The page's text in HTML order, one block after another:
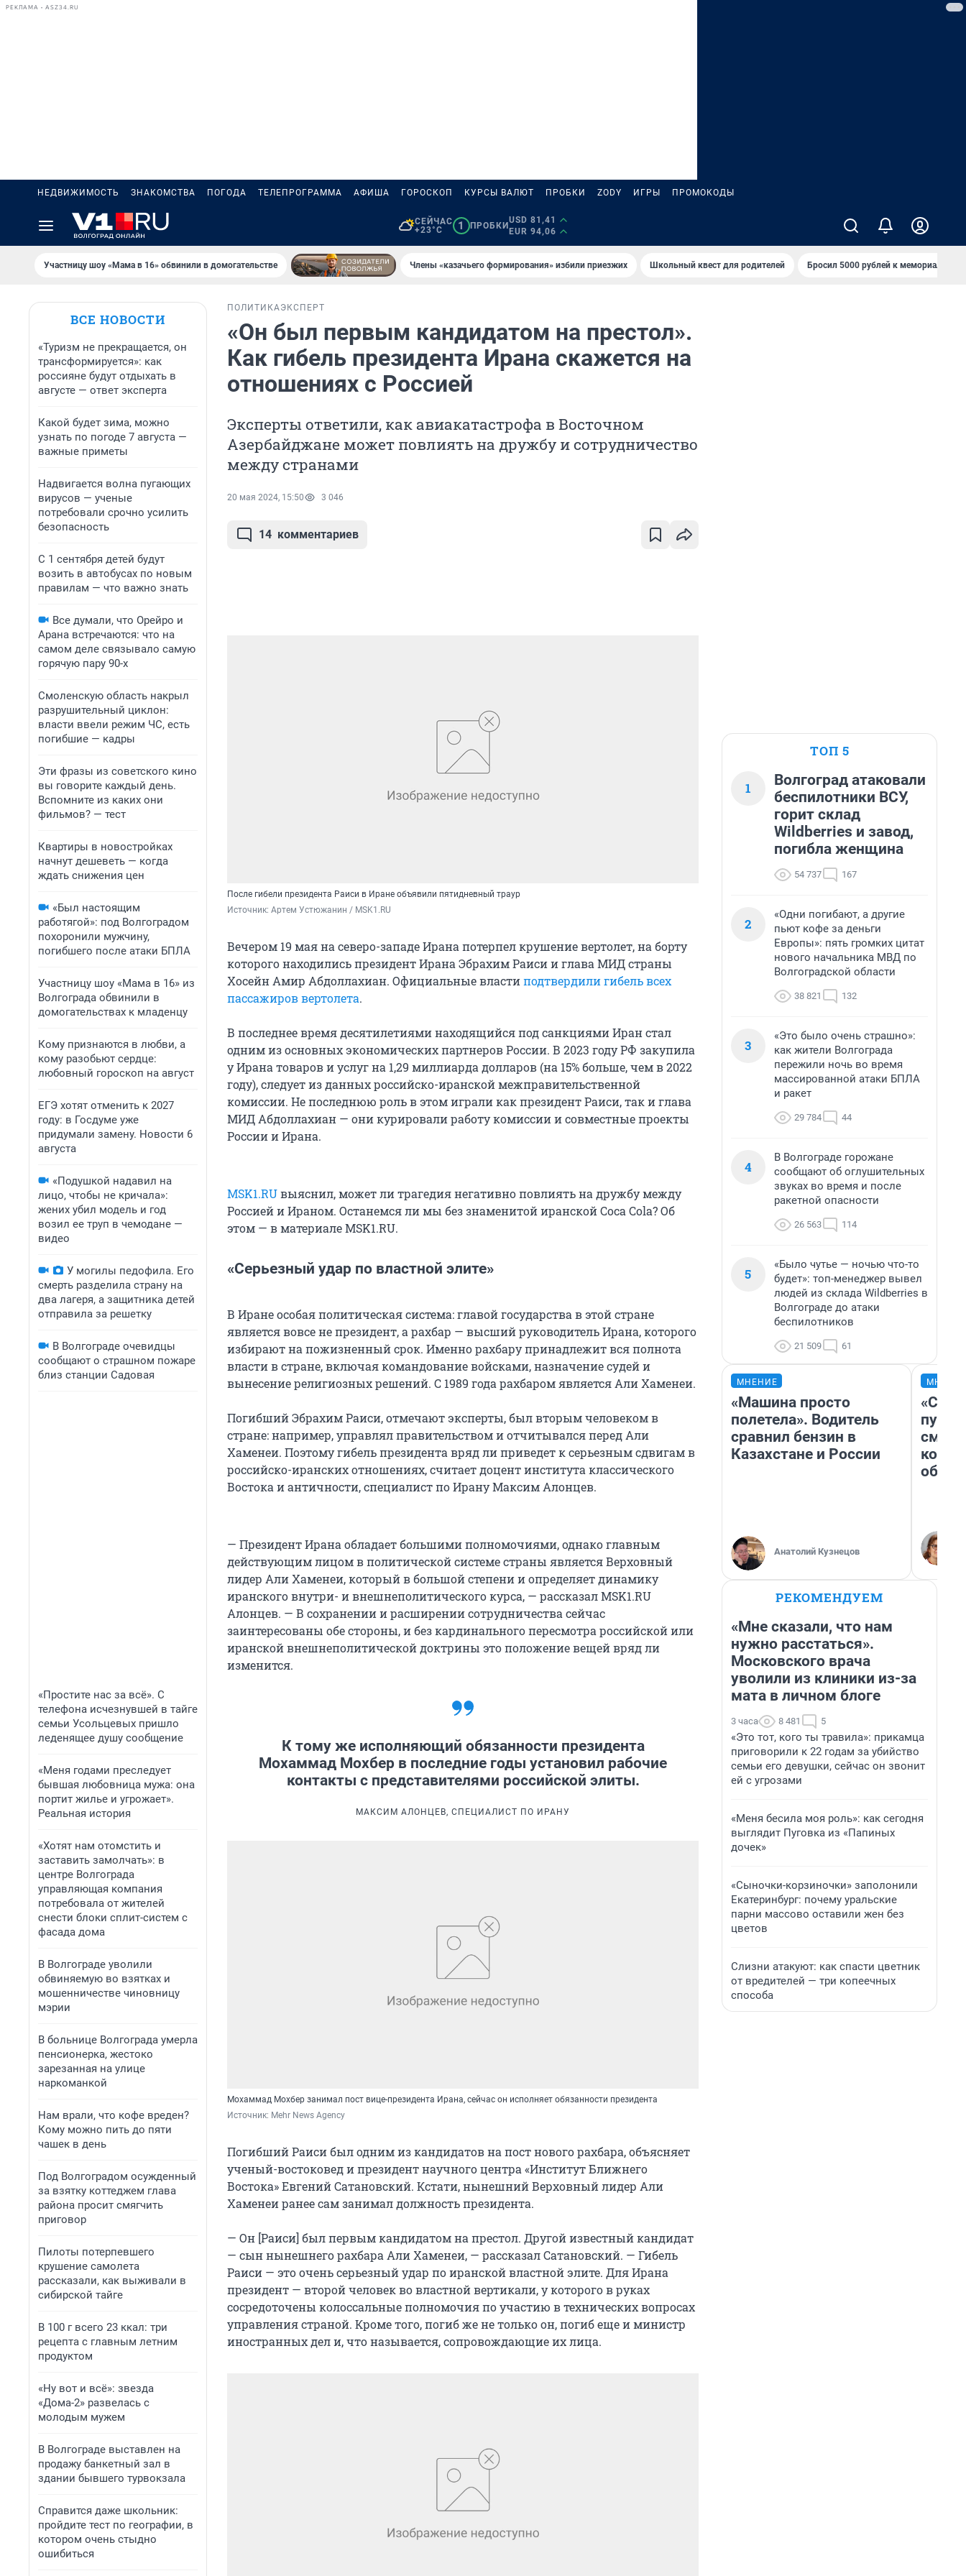
РЕКЛАМА • ASZ34.RU
НЕДВИЖИМОСТЬ ЗНАКОМСТВА ПОГОДА ТЕЛЕПРОГРАММА АФИША ГОРОСКОП КУРСЫ ВАЛЮТ ПРОБКИ ZODY ИГРЫ ПРОМОКОДЫ
СЕЙЧАС
+23°C
1 ПРОБКИ
USD 81,41
EUR 94,06
Участницу шоу «Мама в 16» обвинили в домогательстве Члены «казачьего формирования» избили приезжих Школьный квест для родителей Бросил 5000 рублей к мемориалу
ВСЕ НОВОСТИ
«Туризм не прекращается, он
трансформируется»: как
россияне будут отдыхать в
августе — ответ эксперта
Какой будет зима, можно
узнать по погоде 7 августа —
важные приметы
Надвигается волна пугающих
вирусов — ученые
потребовали срочно усилить
безопасность
С 1 сентября детей будут
возить в автобусах по новым
правилам — что важно знать
Все думали, что Орейро и
Арана встречаются: что на
самом деле связывало самую
горячую пару 90-х
Смоленскую область накрыл
разрушительный циклон:
власти ввели режим ЧС, есть
погибшие — кадры
Эти фразы из советского кино
вы говорите каждый день.
Вспомните из каких они
фильмов? — тест
Квартиры в новостройках
начнут дешеветь — когда
ждать снижения цен
«Был настоящим
работягой»: под Волгоградом
похоронили мужчину,
погибшего после атаки БПЛА
Участницу шоу «Мама в 16» из
Волгограда обвинили в
домогательствах к младенцу
Кому признаются в любви, а
кому разобьют сердце:
любовный гороскоп на август
ЕГЭ хотят отменить к 2027
году: в Госдуме уже
придумали замену. Новости 6
августа
«Подушкой надавил на
лицо, чтобы не кричала»:
жених убил модель и год
возил ее труп в чемодане —
видео
У могилы педофила. Его
смерть разделила страну на
два лагеря, а защитника детей
отправила за решетку
В Волгограде очевидцы
сообщают о страшном пожаре
близ станции Садовая
«Простите нас за всё». С
телефона исчезнувшей в тайге
семьи Усольцевых пришло
леденящее душу сообщение
«Меня годами преследует
бывшая любовница мужа: она
портит жилье и угрожает».
Реальная история
«Хотят нам отомстить и
заставить замолчать»: в
центре Волгограда
управляющая компания
потребовала от жителей
снести блоки сплит-систем с
фасада дома
В Волгограде уволили
обвиняемую во взятках и
мошенничестве чиновницу
мэрии
В больнице Волгограда умерла
пенсионерка, жестоко
зарезанная на улице
наркоманкой
Нам врали, что кофе вреден?
Кому можно пить до пяти
чашек в день
Под Волгоградом осужденный
за взятку коттеджем глава
района просит смягчить
приговор
Пилоты потерпевшего
крушение самолета
рассказали, как выживали в
сибирской тайге
В 100 г всего 23 ккал: три
рецепта с главным летним
продуктом
«Ну вот и всё»: звезда
«Дома-2» развелась с
молодым мужем
В Волгограде выставлен на
продажу банкетный зал в
здании бывшего турвокзала
Справится даже школьник:
пройдите тест по географии, в
котором очень стыдно
ошибиться
ПОЛИТИКАЭКСПЕРТ
«Он был первым кандидатом на престол».
Как гибель президента Ирана скажется на
отношениях с Россией
Эксперты ответили, как авиакатастрофа в Восточном
Азербайджане может повлиять на дружбу и сотрудничество
между странами
20 мая 2024, 15:50 3 046
14 комментариев
После гибели президента Раиси в Иране объявили пятидневный траур
Источник: Артем Устюжанин / MSK1.RU
Вечером 19 мая на северо-западе Ирана потерпел крушение вертолет, на борту
которого находились президент Ирана Эбрахим Раиси и глава МИД страны
Хосейн Амир Абдоллахиан. Официальные властиподтвердили гибель всех
пассажиров вертолета.
В последнее время десятилетиями находящийся под санкциями Иран стал
одним из основных экономических партнеров России. В 2023 году РФ закупила
у Ирана товаров и услуг на 1,29 миллиарда долларов (на 15% больше, чем в 2022
году), следует из данных российско-иранской межправительственной
комиссии. Не последнюю роль в этом играли как президент Раиси, так и глава
МИД Абдоллахиан — они курировали работу комиссии и совместные проекты
России и Ирана.
MSK1.RUвыяснил, может ли трагедия негативно повлиять на дружбу между
Россией и Ираном. Останемся ли мы без знаменитой иранской Coca Cola? Об
этом — в материале MSK1.RU.
«Серьезный удар по властной элите»
В Иране особая политическая система: главой государства в этой стране
является вовсе не президент, а рахбар — высший руководитель Ирана, которого
избирают на пожизненный срок. Именно рахбару принадлежит вся полнота
власти в стране, включая командование войсками, назначение судей и
вынесение религиозных решений. С 1989 года рахбаром является Али Хаменеи.
Погибший Эбрахим Раиси, отмечают эксперты, был вторым человеком в
стране: например, управлял правительством и отчитывался перед Али
Хаменеи. Поэтому гибель президента вряд ли приведет к серьезным сдвигам в
российско-иранских отношениях, считает доцент института классического
Востока и античности, специалист по Ирану Максим Алонцев.
— Президент Ирана обладает большими полномочиями, однако главным
действующим лицом в политической системе страны является Верховный
лидер Али Хаменеи, который в большой степени и определяет динамику
иранского внутри- и внешнеполитического курса, — рассказал MSK1.RU
Алонцев. — В сохранении и расширении сотрудничества сейчас
заинтересованы обе стороны, и без кардинального пересмотра российской или
иранской внешнеполитической доктрины это положение вещей вряд ли
изменится.
К тому же исполняющий обязанности президента
Мохаммад Мохбер в последние годы установил рабочие
контакты с представителями российской элиты.
МАКСИМ АЛОНЦЕВ, СПЕЦИАЛИСТ ПО ИРАНУ
Мохаммад Мохбер занимал пост вице-президента Ирана, сейчас он исполняет обязанности президента
Источник: Mehr News Agency
Погибший Раиси был одним из кандидатов на пост нового рахбара, объясняет
ученый-востоковед и президент научного центра «Институт Ближнего
Востока» Евгений Сатановский. Кстати, нынешний Верховный лидер Али
Хаменеи ранее сам занимал должность президента.
— Он [Раиси] был первым кандидатом на престол. Другой известный кандидат
— сын нынешнего рахбара Али Хаменеи, — рассказал Сатановский. — Гибель
Раиси — это очень серьезный удар по иранской властной элите. Для Ирана
президент — второй человек во властной вертикали, у которого в руках
сосредоточены колоссальные полномочия по участию в технических вопросах
управления страной. Кроме того, погиб же не только он, погиб еще и министр
иностранных дел и, что называется, сопровождающие их лица.
ТОП 5
1
Волгоград атаковали
беспилотники ВСУ,
горит склад
Wildberries и завод,
погибла женщина
54 737 167
2
«Одни погибают, а другие
пьют кофе за деньги
Европы»: пять громких цитат
нового начальника МВД по
Волгоградской области
38 821 132
3
«Это было очень страшно»:
как жители Волгограда
пережили ночь во время
массированной атаки БПЛА
и ракет
29 784 44
4
В Волгограде горожане
сообщают об оглушительных
звуках во время и после
ракетной опасности
26 563 114
5
«Было чутье — ночью что-то
будет»: топ-менеджер вывел
людей из склада Wildberries в
Волгограде до атаки
беспилотников
21 509 61
МНЕНИЕ
«Машина просто
полетела». Водитель
сравнил бензин в
Казахстане и России
Анатолий Кузнецов
РЕКОМЕНДУЕМ
«Мне сказали, что нам
нужно расстаться».
Московского врача
уволили из клиники из-за
мата в личном блоге
3 часа 8 481 5
«Это тот, кого ты травила»: прикамца
приговорили к 22 годам за убийство
семьи его девушки, сейчас он звонит
ей с угрозами
«Меня бесила моя роль»: как сегодня
выглядит Пуговка из «Папиных
дочек»
«Сыночки-корзиночки» заполонили
Екатеринбург: почему уральские
парни массово оставили жен без
цветов
Слизни атакуют: как спасти цветник
от вредителей — три копеечных
способа